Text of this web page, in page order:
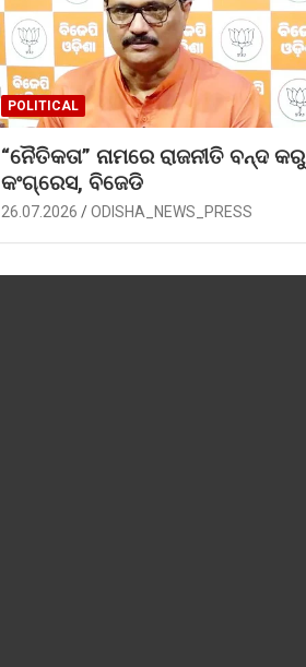
POLITICAL
“ନୈତିକତା” ନାମରେ ରାଜନୀତି ବନ୍ଦ କରୁ
କଂଗ୍ରେସ, ବିଜେଡି
26.07.2026 ODISHA_NEWS_PRESS